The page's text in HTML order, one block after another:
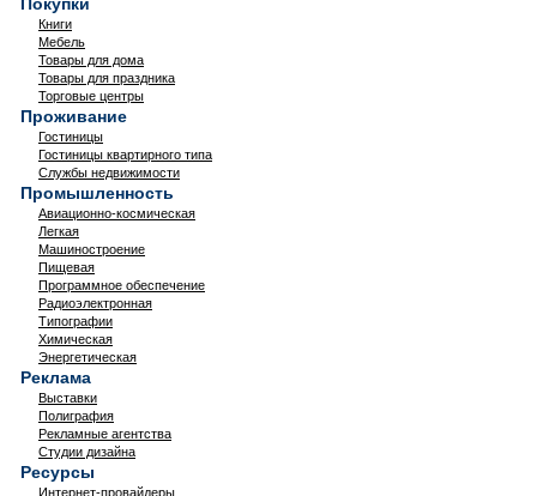
Книги
Мебель
Товары для дома
Товары для праздника
Торговые центры
Проживание
Гостиницы
Гостиницы квартирного типа
Службы недвижимости
Промышленность
Авиационно-космическая
Легкая
Машиностроение
Пищевая
Программное обеспечение
Радиоэлектронная
Типографии
Химическая
Энергетическая
Реклама
Выставки
Полиграфия
Рекламные агентства
Студии дизайна
Ресурсы
Интернет-провайдеры